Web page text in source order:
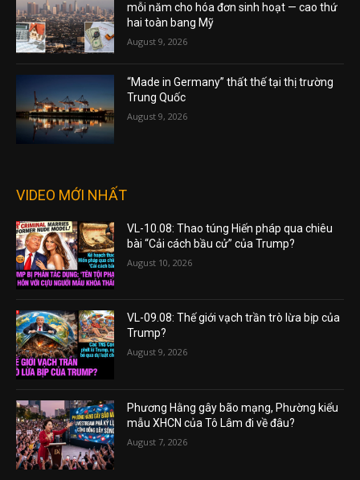
mỗi năm cho hóa đơn sinh hoạt — cao thứ
hai toàn bang Mỹ
August 9, 2026
“Made in Germany” thất thế tại thị trường
Trung Quốc
August 9, 2026
VIDEO MỚI NHẤT
VL-10.08: Thao túng Hiến pháp qua chiêu
bài “Cải cách bầu cử” của Trump?
August 10, 2026
VL-09.08: Thế giới vạch trần trò lừa bịp của
Trump?
August 9, 2026
Phương Hằng gây bão mạng, Phường kiểu
mẫu XHCN của Tô Lâm đi về đâu?
August 7, 2026